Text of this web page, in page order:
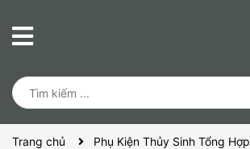
Trang chủ
Phụ Kiện Thủy Sinh Tổng Hợp